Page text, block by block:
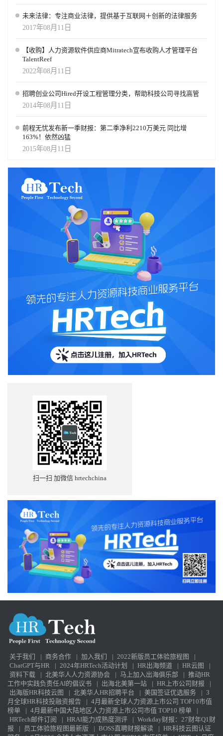
未来法律：专注商业法律，提供基于互联网＋创新的法律服务
2017年08月11日
【收购】人力资源软件供应商Mitratech宣布收购人才管理平台
TalentReef
2022年08月11日
招聘创业公司Hired开设工程管理分类，帮助科技公司寻找高管
2014年08月11日
前程无忧发布新一季财报：第二季净利2210万美元 同比增
163%！依然凶猛
2015年08月11日
扫一扫 加微信 hrtechchina
关于我们 | 商务合作 | 加入我们 | 2022新版员工体验旅程图
|
ChatGPT与HR
| 2024年HRTech活动计划 | HR出海频道 | HR云图
|
资料下载
| 北美华人人力资源协会 | 马上加入出海俱乐部 | 推动HR
工作中实践负责任AI的倡议书
| 出海北美第一站 | HR上市公司财报
|
出海版HR科技云图
| 北美华人HR招聘平台 | 美国签证优选服务 | 3
月全球HR科技投融资报告
| 4月最新全球人力资源上市公司 TOP10市值
榜单
| 4月最新中国大陆地区人力资源上市公司市值 TOP10 榜单
|
HRTech邮件订阅
| HRAI能力成熟度测评 | Workday财报：27财年Q1财
报
| 员工体验旅程图最新版 | BOSS直聘财报解读 | HR科技云图认证